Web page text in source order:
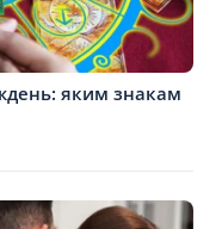
яким знакам